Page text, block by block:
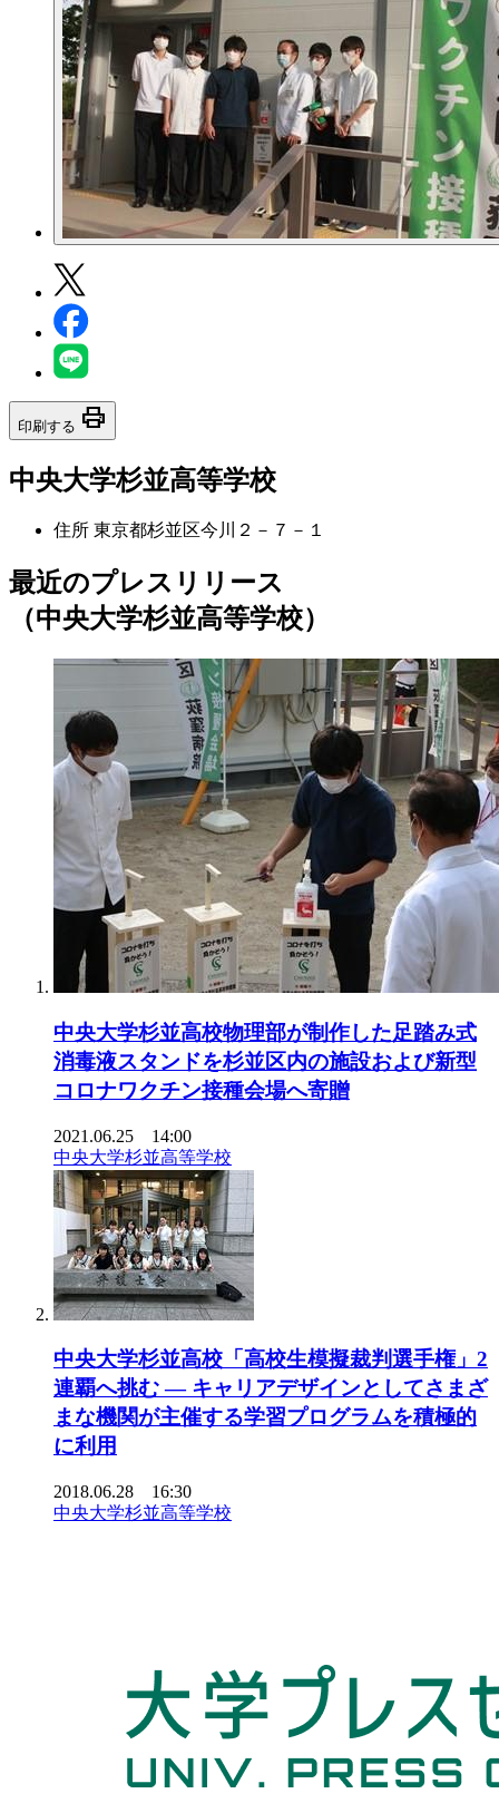
印刷する print
中央大学杉並高等学校
住所 東京都杉並区今川２－７－１
最近のプレスリリース
（中央大学杉並高等学校）
中央大学杉並高校物理部が制作した足踏み式
消毒液スタンドを杉並区内の施設および新型
コロナワクチン接種会場へ寄贈
2021.06.25 14:00
中央大学杉並高等学校
中央大学杉並高校「高校生模擬裁判選手権」2
連覇へ挑む — キャリアデザインとしてさまざ
まな機関が主催する学習プログラムを積極的
に利用
2018.06.28 16:30
中央大学杉並高等学校